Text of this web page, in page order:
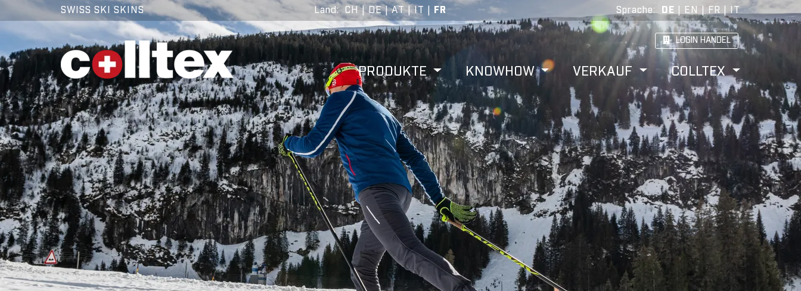
SWISS SKI SKINS Land: CH | DE|AT |IT FR Sprache: DE EN FR IT
LOGIN HANDEL
PRODUKTE KNOWHOW VERKAUF COLLTEX